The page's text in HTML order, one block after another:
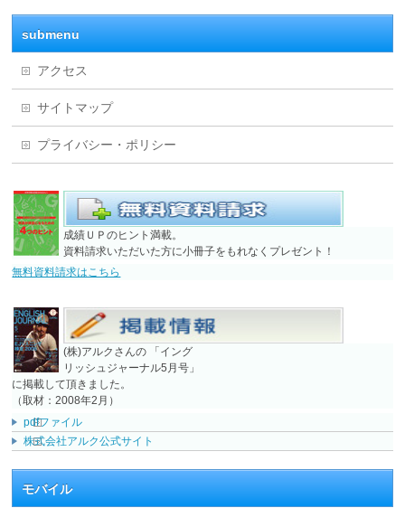
submenu
アクセス
サイトマップ
プライバシー・ポリシー
成績ＵＰのヒント満載。
資料請求いただいた方に小冊子をもれなくプレゼント！
無料資料請求はこちら
(株)アルクさんの 「イング
リッシュジャーナル5月号」
に掲載して頂きました。
（取材：2008年2月）
pdfファイル
株式会社アルク公式サイト
モバイル